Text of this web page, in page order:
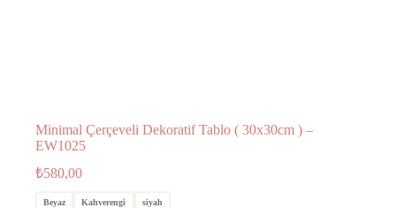
Minimal Çerçeveli Dekoratif Tablo ( 30x30cm ) –
EW1025
₺580,00
Beyaz Kahverengi siyah